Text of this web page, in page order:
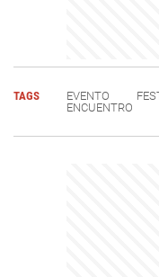
TAGS EVENTO
ENCUENTRO